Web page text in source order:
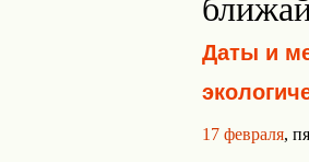
Даты и
17 февраля,